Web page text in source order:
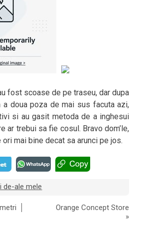
fost scoase de pe traseu, dar dupa
doua poza de mai sus facuta azi,
si au gasit metoda de a inghesui
ar trebui sa fie cosul. Bravo dom’le,
mai bine decat sa arunci pe jos.
de-ale mele
Orange Concept Store
»